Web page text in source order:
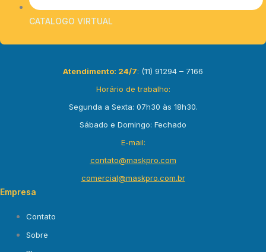
CATALOGO VIRTUAL
Atendimento: 24/7: (11) 91294 – 7166
Horário de trabalho:
Segunda a Sexta: 07h30 às 18h30.
Sábado e Domingo: Fechado
E-mail:
contato@maskpro.com
comercial@maskpro.com.br
Empresa
Contato
Sobre